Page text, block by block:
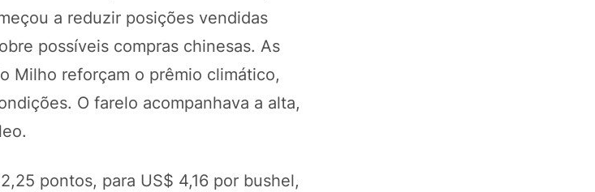
a reduzir posições vendidas
possíveis compras chinesas. As
Milho reforçam o prêmio climático,
O farelo acompanhava a alta,
pontos, para US$ 4,16 por bushel,